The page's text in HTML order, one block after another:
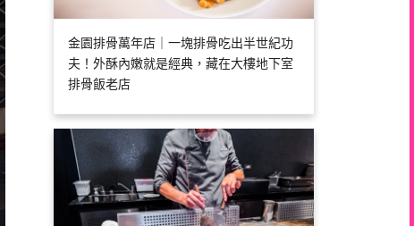
金園排骨萬年店｜一塊排骨吃出半世紀功
夫！外酥內嫩就是經典，藏在大樓地下室
排骨飯老店